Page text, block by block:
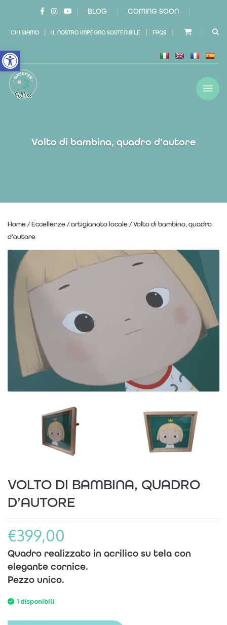
Open toolbar
BLOG COMING SOON
CHI SIAMO IL NOSTRO IMPEGNO SOSTENIBILE FAQS
Volto di bambina, quadro d’autore
Home / Eccellenze / artigianato locale / Volto di bambina, quadro
d’autore
VOLTO DI BAMBINA, QUADRO
D’AUTORE
€399,00
Quadro realizzato in acrilico su tela con
elegante cornice.
Pezzo unico.
1 disponibili